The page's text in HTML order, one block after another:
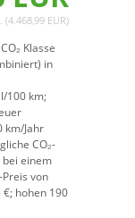
(4.468,99 EUR)
CO₂ Klasse
in
100 km;
km/Jahr
CO₂-
bei einem
von
hohen 190